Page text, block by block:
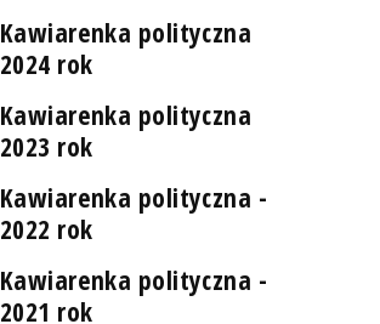
Kawiarenka polityczna
2024 rok
Kawiarenka polityczna
2023 rok
Kawiarenka polityczna -
2022 rok
Kawiarenka polityczna -
2021 rok